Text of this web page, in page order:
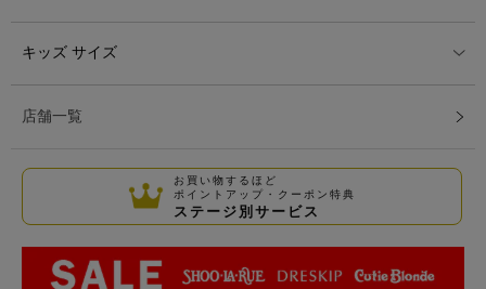
キッズ サイズ
店舗一覧
お買い物するほど
ポイントアップ・クーポン特典
ステージ別サービス